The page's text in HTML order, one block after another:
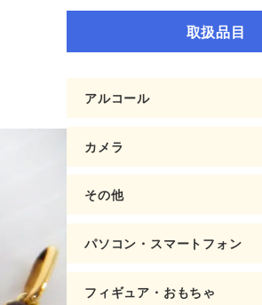
取扱品目
アルコール
カメラ
その他
パソコン・スマートフォン
フィギュア・おもちゃ